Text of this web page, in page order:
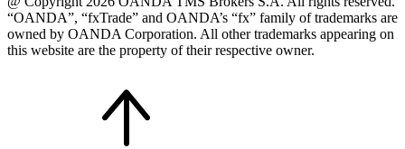
“OANDA”, “fxTrade” and OANDA’s “fx” family of trademarks are
owned by OANDA Corporation. All other trademarks appearing on
this website are the property of their respective owner.